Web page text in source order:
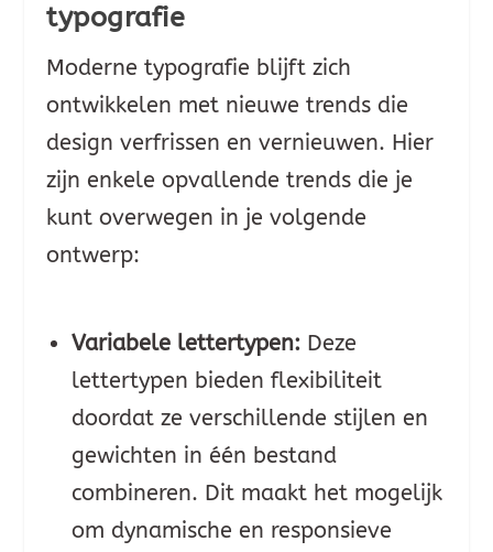
typografie
Moderne typografie blijft zich
ontwikkelen met nieuwe trends die
design verfrissen en vernieuwen. Hier
zijn enkele opvallende trends die je
kunt overwegen in je volgende
ontwerp:
Variabele lettertypen: Deze
lettertypen bieden flexibiliteit
doordat ze verschillende stijlen en
gewichten in één bestand
combineren. Dit maakt het mogelijk
om dynamische en responsieve